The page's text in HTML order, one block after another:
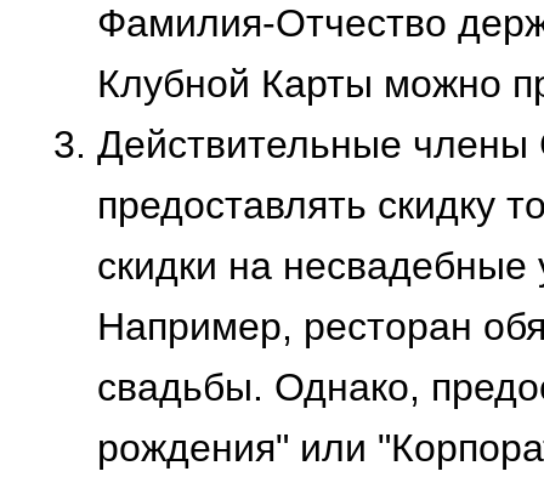
Фамилия-Отчество
Клубной Карты можно
Действительные
предоставлять скидку
скидки на
Например, ресторан
свадьбы. Однако,
рождения" или